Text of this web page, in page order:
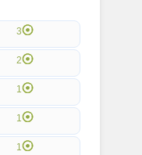
3
2
1
1
1